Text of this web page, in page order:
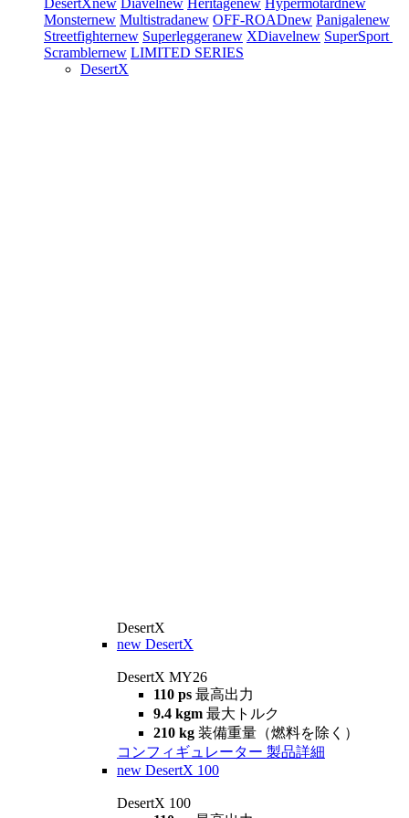
DesertXnew Diavelnew Heritagenew Hypermotardnew
Monsternew Multistradanew OFF-ROADnew Panigalenew
Streetfighternew Superleggeranew XDiavelnew SuperSport
Scramblernew LIMITED SERIES
DesertX
DesertX
new DesertX
DesertX MY26
110 ps 最高出力
9.4 kgm 最大トルク
210 kg 装備重量（燃料を除く）
コンフィギュレーター 製品詳細
new DesertX 100
DesertX 100